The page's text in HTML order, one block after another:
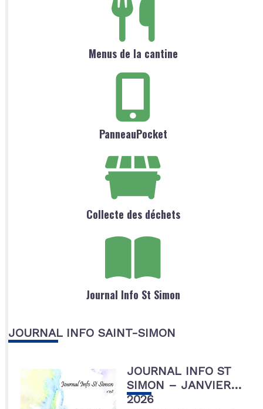
Menus de la cantine
PanneauPocket
Collecte des déchets
Journal Info St Simon
JOURNAL INFO SAINT-SIMON
JOURNAL INFO ST
SIMON – JANVIER
2026